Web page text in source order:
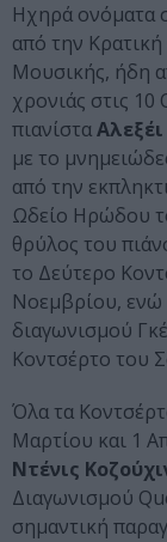
Ηχηρά ονόματα
από την
Μουσικής, ήδη
χρονιάς στις
πιανίστα
με το
από την
Ωδείο Ηρώδου
θρύλος του
το Δεύτερο
Νοεμβρίου, ενώ
διαγωνισμού
Κοντσέρτο του
Όλα τα
Μαρτίου και 1
Ντένις
Διαγωνισμού
σημαντική